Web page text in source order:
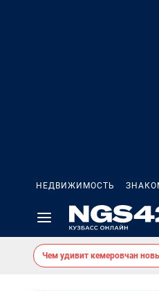
НЕДВИЖИМОСТЬ
Чем удивит кемеровчан